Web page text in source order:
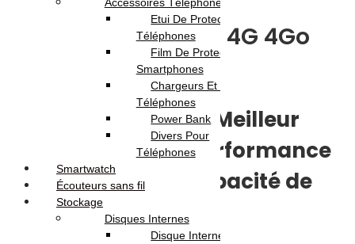
Honor X5c PLUS 4G 4Go
128Go
Honor X5c Plus Au Meilleur
Prix En Tunisie – Performance
fiable & grande capacité de
stockage
Etui De Protection Pour
Téléphones
Film De Protection Pour
Smartphones
Chargeurs Et Câbles Pour
Téléphones
Power Bank
Divers Pour
Téléphones
Smartwatch
Écouteurs sans fil
Stockage
Disques Internes
Disque Internes